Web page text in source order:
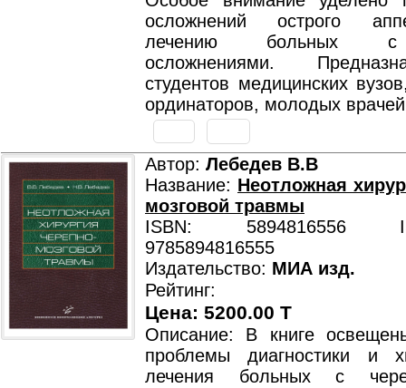
осложнений острого
лечению больных
осложнениями.
студентов медицинских
ординаторов, молодых
Автор: Лебедев В.В
Название: Неотложная
мозговой травмы
ISBN: 5894816556
9785894816555
Издательство: МИА изд.
Рейтинг:
Цена: 5200.00 T
Описание: В книге
проблемы диагностики и
лечения больных с